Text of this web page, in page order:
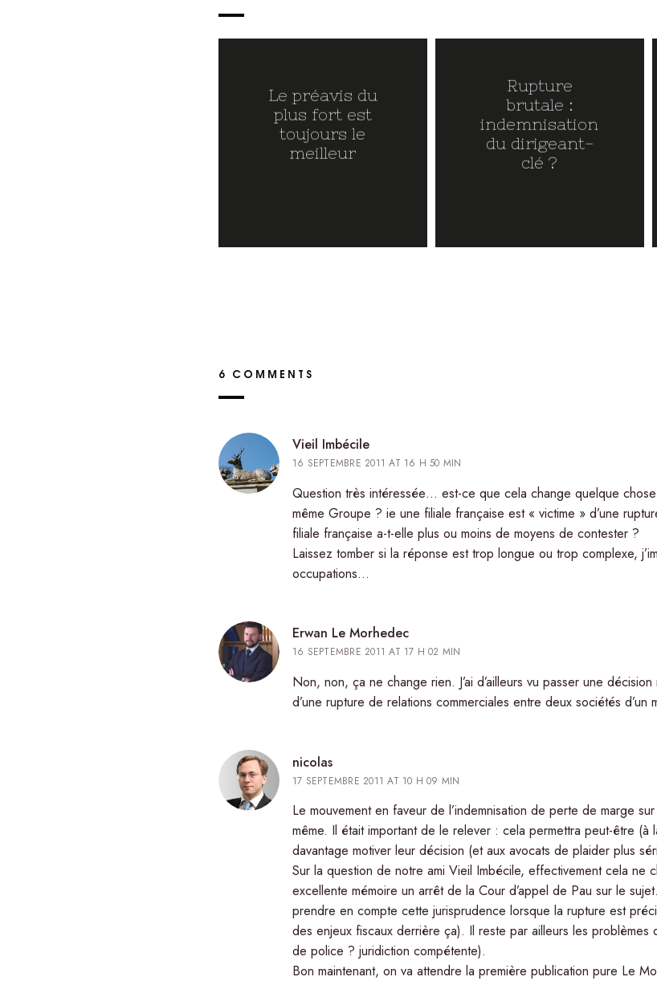
Le préavis du
plus fort est
toujours le
meilleur
Rupture
brutale :
indemnisation
du dirigeant-
clé ?
6 COMMENTS
Vieil Imbécile
16 SEPTEMBRE 2011 AT 16 H 50 MIN
Question très intéressée… est-ce que cela change quelque chose
même Groupe ? ie une filiale française est « victime » d’une
filiale française a-t-elle plus ou moins de moyens de contester ?
Laissez tomber si la réponse est trop longue ou trop complexe,
occupations…
Erwan Le Morhedec
16 SEPTEMBRE 2011 AT 17 H 02 MIN
Non, non, ça ne change rien. J’ai d’ailleurs vu passer une
d’une rupture de relations commerciales entre deux sociétés d’un
nicolas
17 SEPTEMBRE 2011 AT 10 H 09 MIN
Le mouvement en faveur de l’indemnisation de perte de marge
même. Il était important de le relever : cela permettra peut-être (à
davantage motiver leur décision (et aux avocats de plaider plus
Sur la question de notre ami Vieil Imbécile, effectivement cela ne
excellente mémoire un arrêt de la Cour d’appel de Pau sur le
prendre en compte cette jurisprudence lorsque la rupture est
des enjeux fiscaux derrière ça). Il reste par ailleurs les
de police ? juridiction compétente).
Bon maintenant, on va attendre la première publication pure Le